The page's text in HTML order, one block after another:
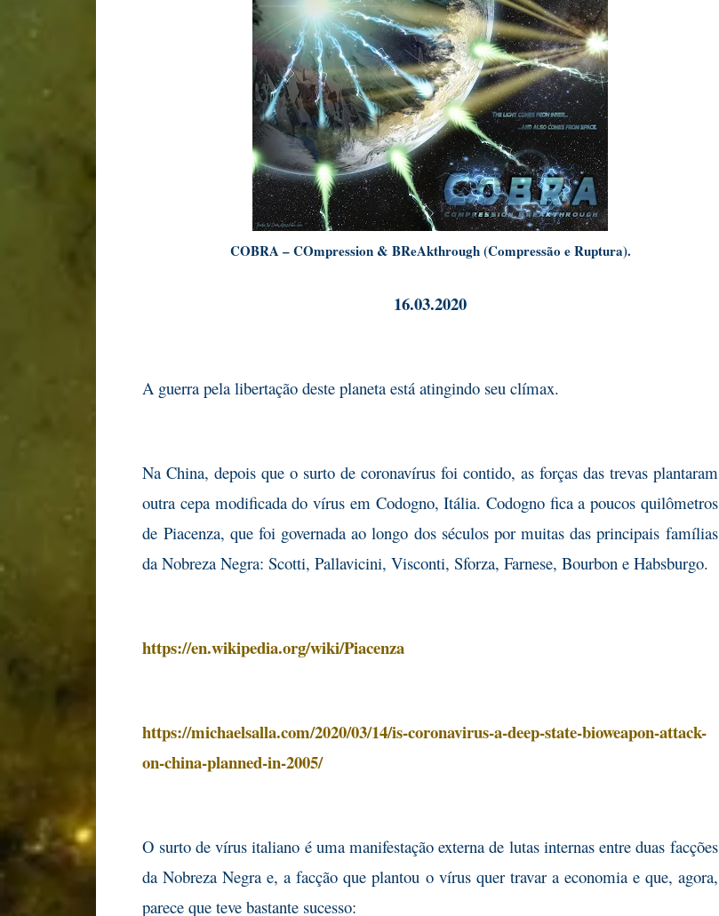
COBRA – COmpression & BReAkthrough (Compressão e Ruptura).
16.03.2020
A guerra pela libertação deste planeta está atingindo seu clímax.
Na China, depois que o surto de coronavírus foi contido, as forças das trevas plantaram
outra cepa modificada do vírus em Codogno, Itália. Codogno fica a poucos quilômetros
de Piacenza, que foi governada ao longo dos séculos por muitas das principais famílias
da Nobreza Negra: Scotti, Pallavicini, Visconti, Sforza, Farnese, Bourbon e Habsburgo.
https://en.wikipedia.org/wiki/Piacenza
https://michaelsalla.com/2020/03/14/is-coronavirus-a-deep-state-bioweapon-attack-
on-china-planned-in-2005/
O surto de vírus italiano é uma manifestação externa de lutas internas entre duas facções
da Nobreza Negra e, a facção que plantou o vírus quer travar a economia e que, agora,
parece que teve bastante sucesso: